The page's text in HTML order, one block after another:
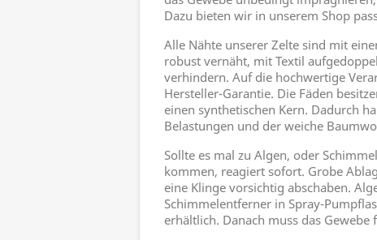
Dazu bieten wir in unserem Shop
Alle Nähte unserer Zelte sind mit
robust vernäht, mit Textil
verhindern. Auf die hochwertige
Hersteller-Garantie. Die Fäden
einen synthetischen Kern. Dadurch
Belastungen und der weiche
Sollte es mal zu Algen, oder
kommen, reagiert sofort. Grobe
eine Klinge vorsichtig abschaben.
Schimmelentferner in Spray-
erhältlich. Danach muss das